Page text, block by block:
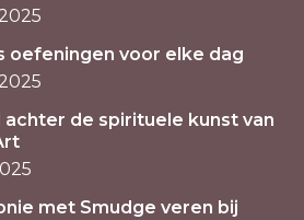
oefeningen voor elke dag
achter de spirituele kunst van
met Smudge veren bij